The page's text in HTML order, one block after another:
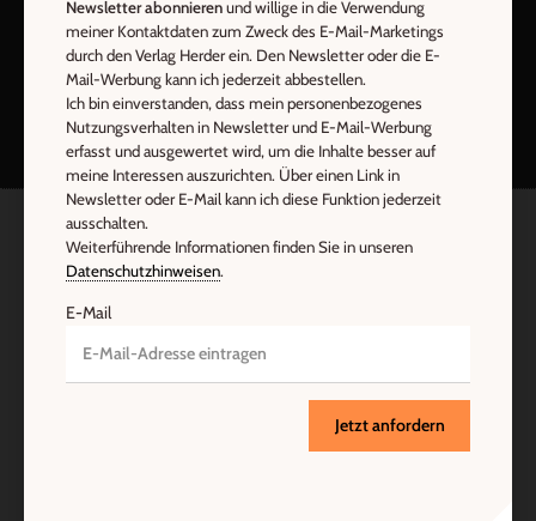
Nach oben
Newsletter abonnierenund willige in die Verwendung
meiner Kontaktdaten zum Zweck des E-Mail-Marketings
durch den Verlag Herder ein. Den Newsletter oder die E-
Mail-Werbung kann ich jederzeit abbestellen.
Ich bin einverstanden, dass mein personenbezogenes
Nutzungsverhalten in Newsletter und E-Mail-Werbung
erfasst und ausgewertet wird, um die Inhalte besser auf
meine Interessen auszurichten. Über einen Link in
Newsletter oder E-Mail kann ich diese Funktion jederzeit
ausschalten.
Weiterführende Informationen finden Sie in unseren
Datenschutzhinweisen.
E-Mail
Jetzt anfordern